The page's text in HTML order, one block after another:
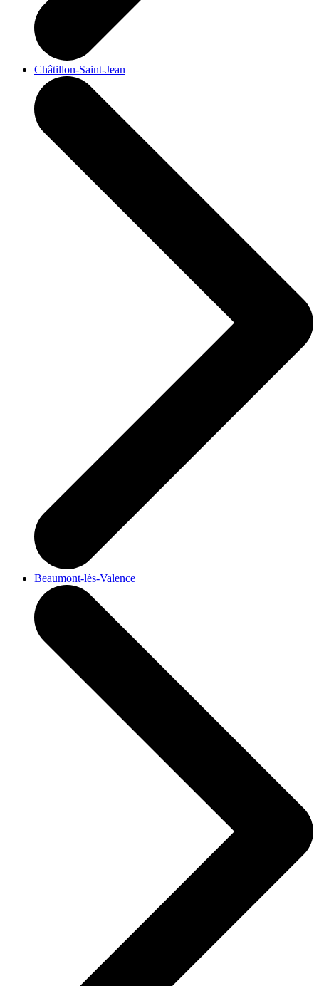
Châtillon-Saint-Jean
Beaumont-lès-Valence